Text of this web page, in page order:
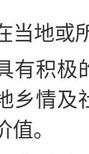
当地或
有积极
乡情及
值。